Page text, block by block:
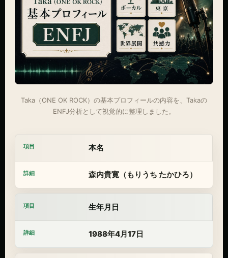
Taka（ONE OK ROCK）の基本プロフィールの内容を、Takaの
ENFJ分析として視覚的に整理しました。
本名
森内貴寛（もりうち たかひろ）
生年月日
1988年4月17日